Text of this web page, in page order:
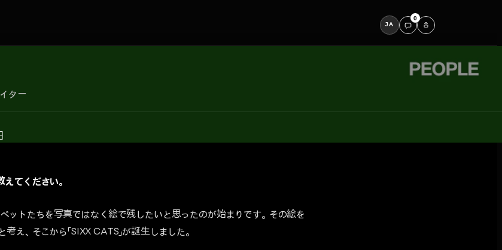
JA
0
ター
てください。
ットたちを写真ではなく絵で残したいと思ったのが始まりです。その絵を
え、そこから「SIXX CATS」が誕生しました。